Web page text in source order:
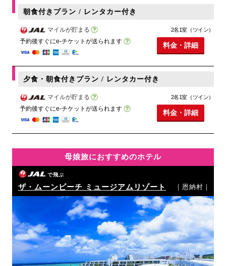
朝食付きプラン / レンタカー付き
マイルが貯まる
予約後すぐにe-チケットが送られます
2名1室（ツイン）
料金・詳細
夕食・朝食付きプラン / レンタカー付き
マイルが貯まる
予約後すぐにe-チケットが送られます
2名1室（ツイン）
料金・詳細
母娘旅におすすめのホテル
で飛ぶ
ザ・ムーンビーチ ミュージアムリゾート ｜恩納村｜